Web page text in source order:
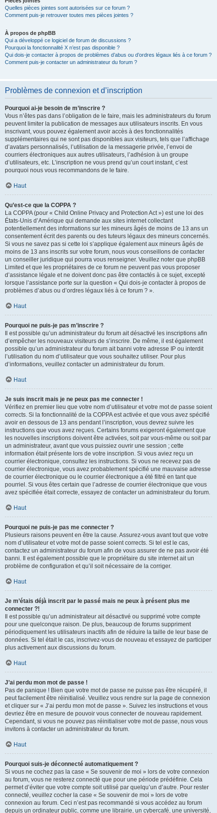
Quelles pièces jointes sont autorisées sur ce forum ?
Comment puis-je retrouver toutes mes pièces jointes ?
À propos de phpBB
Qui a développé ce logiciel de forum de discussions ?
Pourquoi la fonctionnalité X n’est pas disponible ?
Qui dois-je contacter à propos de problèmes d’abus ou d’ordres légaux liés à ce forum ?
Comment puis-je contacter un administrateur du forum ?
Problèmes de connexion et d’inscription
Pourquoi ai-je besoin de m’inscrire ?
Vous n’êtes pas dans l’obligation de le faire, mais les administrateurs du forum
peuvent limiter la publication de messages aux utilisateurs inscrits. En vous
inscrivant, vous pouvez également avoir accès à des fonctionnalités
supplémentaires qui ne sont pas disponibles aux visiteurs, tels que l’affichage
d’avatars personnalisés, l’utilisation de la messagerie privée, l’envoi de
courriers électroniques aux autres utilisateurs, l’adhésion à un groupe
d’utilisateurs, etc. L’inscription ne vous prend qu’un court instant, c’est
pourquoi nous vous recommandons de le faire.
Haut
Qu’est-ce que la COPPA ?
La COPPA (pour « Child Online Privacy and Protection Act ») est une loi des
États-Unis d’Amérique qui demande aux sites internet collectant
potentiellement des informations sur les mineurs âgés de moins de 13 ans un
consentement écrit des parents ou des tuteurs légaux des mineurs concernés.
Si vous ne savez pas si cette loi s’applique également aux mineurs âgés de
moins de 13 ans inscrits sur votre forum, nous vous conseillons de contacter
un conseiller juridique qui pourra vous renseigner. Veuillez noter que phpBB
Limited et que les propriétaires de ce forum ne peuvent pas vous proposer
d’assistance légale et ne doivent donc pas être contactés à ce sujet, excepté
lorsque l’assistance porte sur la question « Qui dois-je contacter à propos de
problèmes d’abus ou d’ordres légaux liés à ce forum ? ».
Haut
Pourquoi ne puis-je pas m’inscrire ?
Il est possible qu’un administrateur du forum ait désactivé les inscriptions afin
d’empêcher les nouveaux visiteurs de s’inscrire. De même, il est également
possible qu’un administrateur du forum ait banni votre adresse IP ou interdit
l’utilisation du nom d’utilisateur que vous souhaitez utiliser. Pour plus
d’informations, veuillez contacter un administrateur du forum.
Haut
Je suis inscrit mais je ne peux pas me connecter !
Vérifiez en premier lieu que votre nom d’utilisateur et votre mot de passe soient
corrects. Si la fonctionnalité de la COPPA est activée et que vous avez spécifié
avoir en dessous de 13 ans pendant l’inscription, vous devrez suivre les
instructions que vous avez reçues. Certains forums exigeront également que
les nouvelles inscriptions doivent être activées, soit par vous-même ou soit par
un administrateur, avant que vous puissiez ouvrir une session ; cette
information était présente lors de votre inscription. Si vous aviez reçu un
courrier électronique, consultez les instructions. Si vous ne recevez pas de
courrier électronique, vous avez probablement spécifié une mauvaise adresse
de courrier électronique ou le courrier électronique a été filtré en tant que
pourriel. Si vous êtes certain que l’adresse de courrier électronique que vous
avez spécifiée était correcte, essayez de contacter un administrateur du forum.
Haut
Pourquoi ne puis-je pas me connecter ?
Plusieurs raisons peuvent en être la cause. Assurez-vous avant tout que votre
nom d’utilisateur et votre mot de passe soient corrects. Si tel est le cas,
contactez un administrateur du forum afin de vous assurer de ne pas avoir été
banni. Il est également possible que le propriétaire du site internet ait un
problème de configuration et qu’il soit nécessaire de la corriger.
Haut
Je m’étais déjà inscrit par le passé mais ne peux à présent plus me
connecter ?!
Il est possible qu’un administrateur ait désactivé ou supprimé votre compte
pour une quelconque raison. De plus, beaucoup de forums suppriment
périodiquement les utilisateurs inactifs afin de réduire la taille de leur base de
données. Si tel était le cas, inscrivez-vous de nouveau et essayez de participer
plus activement aux discussions du forum.
Haut
J’ai perdu mon mot de passe !
Pas de panique ! Bien que votre mot de passe ne puisse pas être récupéré, il
peut facilement être réinitialisé. Veuillez vous rendre sur la page de connexion
et cliquer sur « J’ai perdu mon mot de passe ». Suivez les instructions et vous
devriez être en mesure de pouvoir vous connecter de nouveau rapidement.
Cependant, si vous ne pouvez pas réinitialiser votre mot de passe, nous vous
invitons à contacter un administrateur du forum.
Haut
Pourquoi suis-je déconnecté automatiquement ?
Si vous ne cochez pas la case « Se souvenir de moi » lors de votre connexion
au forum, vous ne resterez connecté que pour une période prédéfinie. Cela
permet d’éviter que votre compte soit utilisé par quelqu’un d’autre. Pour rester
connecté, veuillez cocher la case « Se souvenir de moi » lors de votre
connexion au forum. Ceci n’est pas recommandé si vous accédez au forum
depuis un ordinateur public, comme une librairie, un cybercafé, une université,